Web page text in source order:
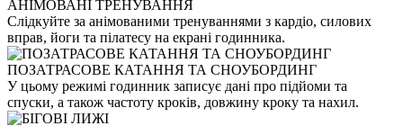
АНІМОВАНІ ТРЕНУВАННЯ
Слідкуйте за анімованими тренуваннями з кардіо, силових
вправ, йоги та пілатесу на екрані годинника.
ПОЗАТРАСОВЕ КАТАННЯ ТА СНОУБОРДИНГ
У цьому режимі годинник записує дані про підйоми та
спуски, а також частоту кроків, довжину кроку та нахил.